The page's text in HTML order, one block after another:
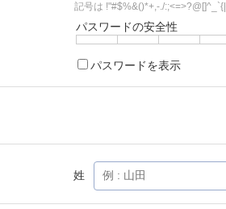
記号は !"#$%&()*+,-./
パスワードの安全性
パスワードを表示
姓